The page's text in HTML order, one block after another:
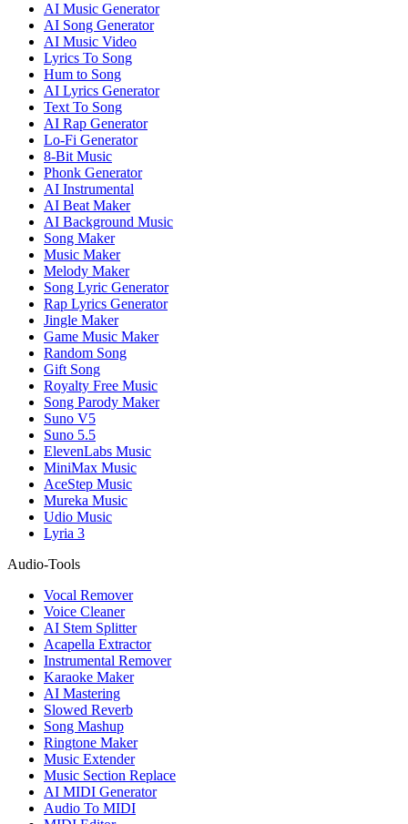
AI Music Generator
AI Song Generator
AI Music Video
Lyrics To Song
Hum to Song
AI Lyrics Generator
Text To Song
AI Rap Generator
Lo-Fi Generator
8-Bit Music
Phonk Generator
AI Instrumental
AI Beat Maker
AI Background Music
Song Maker
Music Maker
Melody Maker
Song Lyric Generator
Rap Lyrics Generator
Jingle Maker
Game Music Maker
Random Song
Gift Song
Royalty Free Music
Song Parody Maker
Suno V5
Suno 5.5
ElevenLabs Music
MiniMax Music
AceStep Music
Mureka Music
Udio Music
Lyria 3
Audio-Tools
Vocal Remover
Voice Cleaner
AI Stem Splitter
Acapella Extractor
Instrumental Remover
Karaoke Maker
AI Mastering
Slowed Reverb
Song Mashup
Ringtone Maker
Music Extender
Music Section Replace
AI MIDI Generator
Audio To MIDI